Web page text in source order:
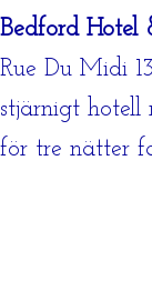
Bedford Hotel
Rue Du Midi
stjärnigt hotell
för tre nätter